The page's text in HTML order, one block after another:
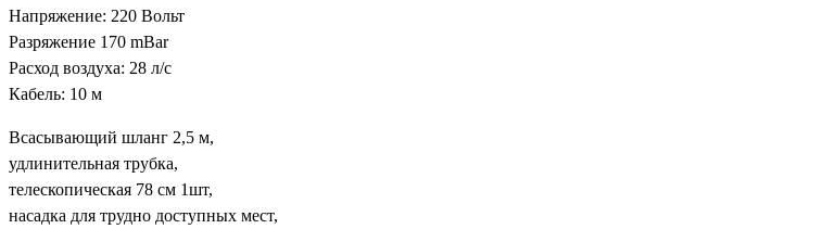
Напряжение: 220 Вольт
Разряжение 170 mBar
Расход воздуха: 28 л/с
Кабель: 10 м
Всасывающий шланг 2,5 м,
удлинительная трубка,
телескопическая 78 см 1шт,
насадка для трудно доступных мест,